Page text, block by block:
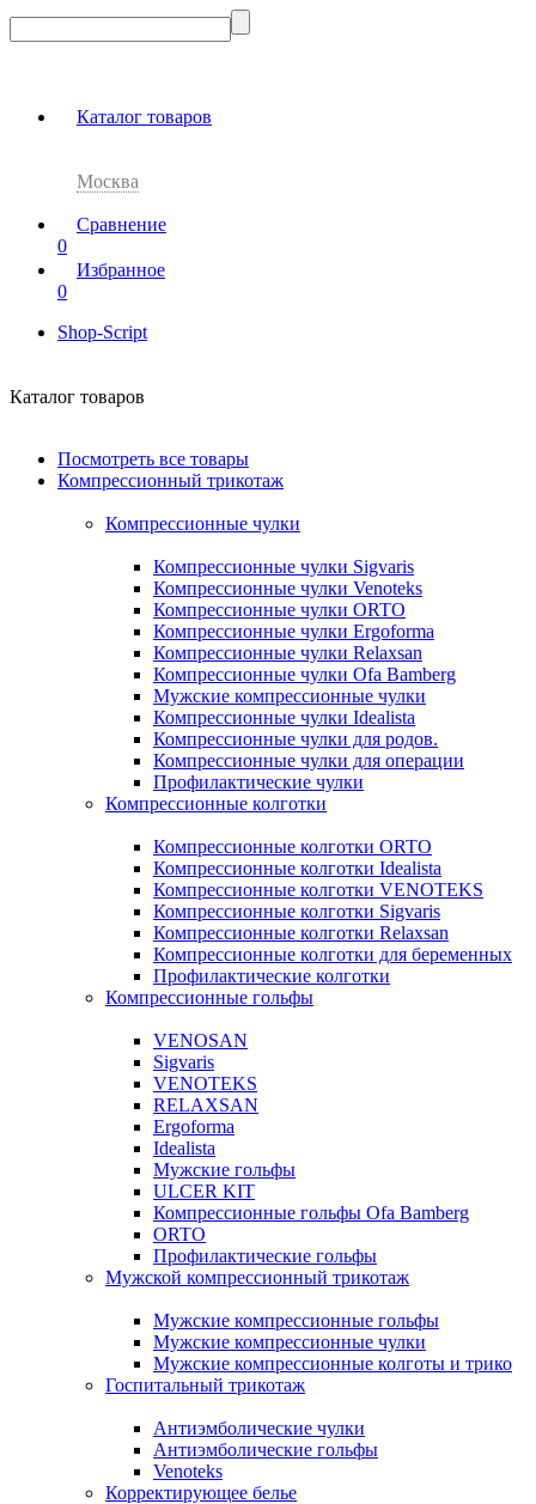
Каталог товаров
Москва
Сравнение
0
Избранное
0
Shop-Script
Каталог товаров
Посмотреть все товары
Компрессионный трикотаж
Компрессионные чулки
Компрессионные чулки Sigvaris
Компрессионные чулки Venoteks
Компрессионные чулки ORTO
Компрессионные чулки Ergoforma
Компрессионные чулки Relaxsan
Компрессионные чулки Ofa Bamberg
Мужские компрессионные чулки
Компрессионные чулки Idealista
Компрессионные чулки для родов.
Компрессионные чулки для операции
Профилактические чулки
Компрессионные колготки
Компрессионные колготки ORTO
Компрессионные колготки Idealista
Компрессионные колготки VENOTEKS
Компрессионные колготки Sigvaris
Компрессионные колготки Relaxsan
Компрессионные колготки для беременных
Профилактические колготки
Компрессионные гольфы
VENOSAN
Sigvaris
VENOTEKS
RELAXSAN
Ergoforma
Idealista
Мужские гольфы
ULCER KIT
Компрессионные гольфы Ofa Bamberg
ORTO
Профилактические гольфы
Мужской компрессионный трикотаж
Мужские компрессионные гольфы
Мужские компрессионные чулки
Мужские компрессионные колготы и трико
Госпитальный трикотаж
Антиэмболические чулки
Антиэмболические гольфы
Venoteks
Корректирующее белье